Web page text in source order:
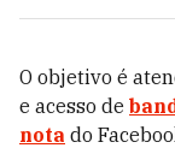
O objetivo é
e acesso de
nota do